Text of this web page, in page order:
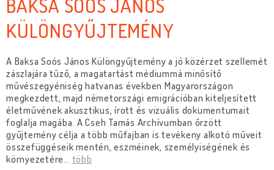
BAKSA SOÓS JÁNOS
KÜLÖNGYŰJTEMÉNY
A Baksa Soós János Különgyűjtemény a jó közérzet szellemét
zászlajára tűző, a magatartást médiummá minősítő
művészegyéniség hatvanas években Magyarországon
megkezdett, majd németországi emigrációban kiteljesített
életművének akusztikus, írott és vizuális dokumentumait
foglalja magába. A Cseh Tamás Archívumban őrzött
gyűjtemény célja a több műfajban is tevékeny alkotó műveit
összefüggéseik mentén, eszméinek, személyiségének és
környezetére… több